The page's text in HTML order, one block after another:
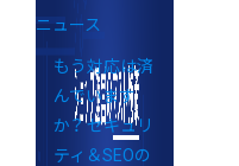
ニュース
もう対応は済
んでいます
か？ セキュリ
ティ＆SEOの